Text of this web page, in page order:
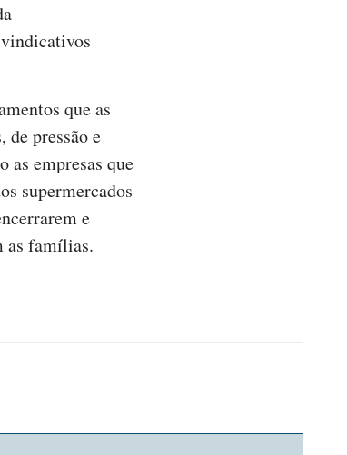
que as
de pressão e
as empresas que
supermercados
e
as famílias.